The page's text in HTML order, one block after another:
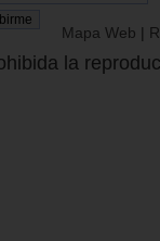
Mapa Web |
la